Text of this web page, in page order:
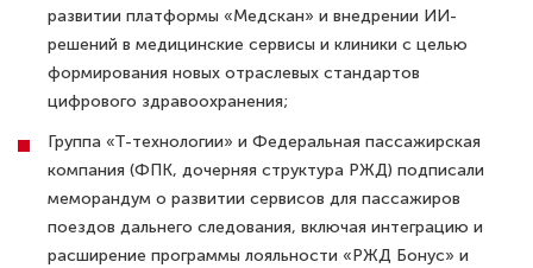
развитии платформы «Медскан» и внедрении ИИ-
решений в медицинские сервисы и клиники с целью
формирования новых отраслевых стандартов
цифрового здравоохранения;
Группа «Т-технологии» и Федеральная пассажирская
компания (ФПК, дочерняя структура РЖД) подписали
меморандум о развитии сервисов для пассажиров
поездов дальнего следования, включая интеграцию и
расширение программы лояльности «РЖД Бонус» и